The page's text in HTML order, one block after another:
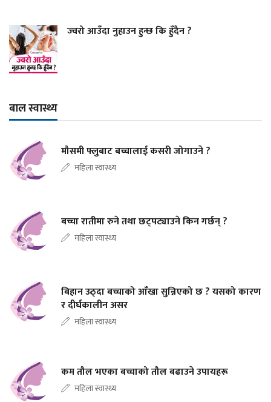
ज्वरो आउँदा नुहाउन हुन्छ कि हुँदैन ?
बाल स्वास्थ्य
मौसमी फ्लुबाट बच्चालाई कसरी जोगाउने ?
महिला स्वास्थ्य
बच्चा रातीमा रुने तथा छट्पट्याउने किन गर्छन् ?
महिला स्वास्थ्य
बिहान उठ्दा बच्चाको आँखा सुन्निएको छ ? यसको कारण
र दीर्घकालीन असर
महिला स्वास्थ्य
कम तौल भएका बच्चाको तौल बढाउने उपायहरू
महिला स्वास्थ्य